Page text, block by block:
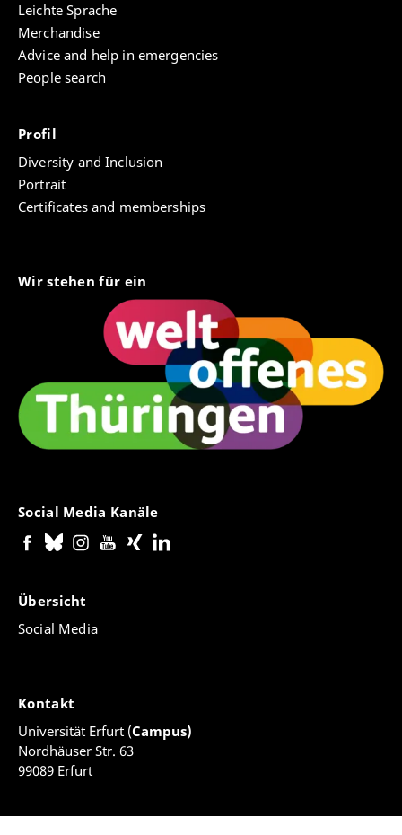
Leichte Sprache
Merchandise
Advice and help in emergencies
People search
Profil
Diversity and Inclusion
Portrait
Certificates and memberships
Wir stehen für ein
Social Media Kanäle
Übersicht
Social Media
Kontakt
Universität Erfurt (Campus)
Nordhäuser Str. 63
99089 Erfurt